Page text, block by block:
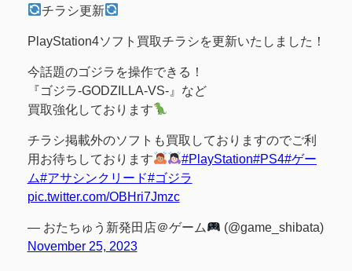
チラシ更新
PlayStation4ソフト買取チラシを更新いたしました！
今話題のゴジラを操作できる！
『ゴジラ-GODZILLA-VS-』など
買取強化しております
チラシ掲載外のソフトも買取しておりますのでご利
用お待ちしております
#PlayStation#PS4#ゲー
ム#アサシンクリード#ゴジラ
pic.twitter.com/OBHri7Jmzc
— おたちゅう新発田店＠ゲーム
(@game_shibata)
November 25, 2023